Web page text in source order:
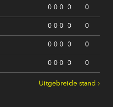
0 0 0 0 0
0 0 0 0 0
0 0 0 0 0
0 0 0 0 0
Uitgebreide stand